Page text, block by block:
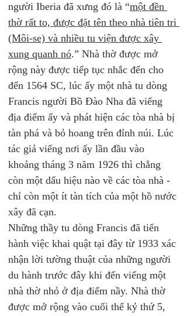
người Iberia đã xưng đó là “một đền
thờ rất to, được đặt tên theo nhà tiên tri
(Môi-se) và nhiều tu viện được xây
xung quanh nó.” Nhà thờ được mở
rộng này được tiếp tục nhắc đến cho
đến 1564 SC, lúc ấy một nhà tu dòng
Francis người Bồ Đào Nha đã viếng
địa điểm ấy và phát hiện các tòa nhà bị
tàn phá và bỏ hoang trên đỉnh núi. Lúc
tác giả viếng nơi ấy lần đầu vào
khoảng tháng 3 năm 1926 thì chẳng
còn một dấu hiệu nào về các tòa nhà -
chỉ còn một ít tàn tích của một hồ nước
xây đã cạn.
Những thầy tu dòng Francis đã tiến
hành việc khai quật tại đây từ 1933 xác
nhận lời tường thuật của những người
du hành trước đây khi đến viếng một
nhà thờ nhỏ ở địa điểm nầy. Nhà thờ
được mở rộng vào cuối thế kỷ thứ 5,